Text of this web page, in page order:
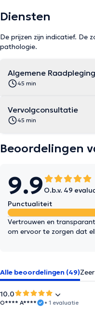
Diensten
De prijzen zijn indicatief. De
pathologie.
Algemene Raadpleging
45 min
Vervolgconsultatie
45 min
Beoordelingen
9.9 O.b.v. 49
Punctualiteit
Vertrouwen en
om ervoor te zorgen dat
Alle beoordelingen (49)
10.0
O**** A**** • 1 evaluatie